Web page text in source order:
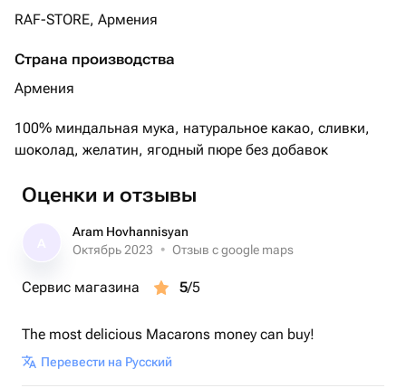
RAF-STORE, Армения
Страна производства
Армения
100% миндальная мука, натуральное какао, сливки,
шоколад, желатин, ягодный пюре без добавок
Оценки и отзывы
Aram Hovhannisyan
Октябрь 2023
• Отзыв с google maps
Сервис магазина 5/5
The most delicious Macarons money can buy!
Перевести на Русский